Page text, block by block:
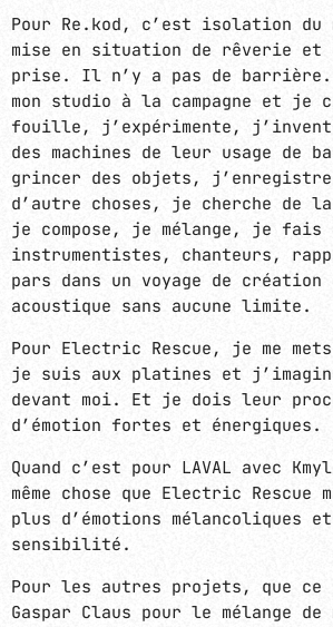
Pour Re.kod, c’est isolation du
mise en situation de rêverie et
prise. Il n’y a pas de barrière.
mon studio à la campagne et je
fouille, j’expérimente,
des machines de leur usage de
grincer des objets,
d’autre choses, je cherche de
je compose, je mélange, je fais
instrumentistes, chanteurs,
pars dans un voyage de
acoustique sans aucune limite.
Pour Electric Rescue, je me
je suis aux platines et
devant moi. Et je dois leur
d’émotion fortes et énergiques.
Quand c’est pour LAVAL avec
même chose que Electric Rescue
plus d’émotions mélancoliques
sensibilité.
Pour les autres projets, que ce
Gaspar Claus pour le mélange de